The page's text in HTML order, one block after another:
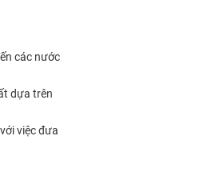
các nước
dựa trên
việc đưa